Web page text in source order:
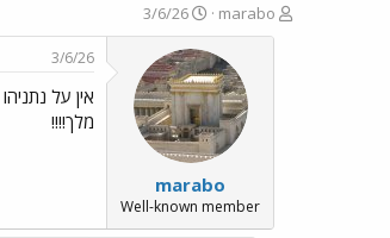
פ
ו
marabo
פ
ו
ר
ס
ם
ב
ת
א
ר
י
ך
3/6/26
marabo
Well-known member
3/6/26
אין על נתניהו
מלך!!!!